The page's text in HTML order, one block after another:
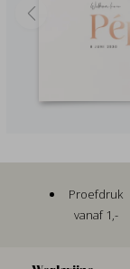
Proefdruk
vanaf 1,-